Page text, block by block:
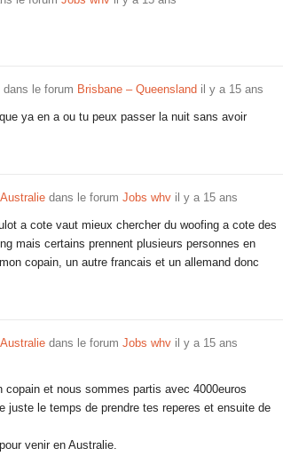
dans le forum Brisbane – Queensland il y a 15 ans
ya en a ou tu peux passer la nuit sans avoir
dans le forum Jobs whv il y a 15 ans
a cote vaut mieux chercher du woofing a cote des
mais certains prennent plusieurs personnes en
copain, un autre francais et un allemand donc
dans le forum Jobs whv il y a 15 ans
et nous sommes partis avec 4000euros
juste le temps de prendre tes reperes et ensuite de
venir en Australie.